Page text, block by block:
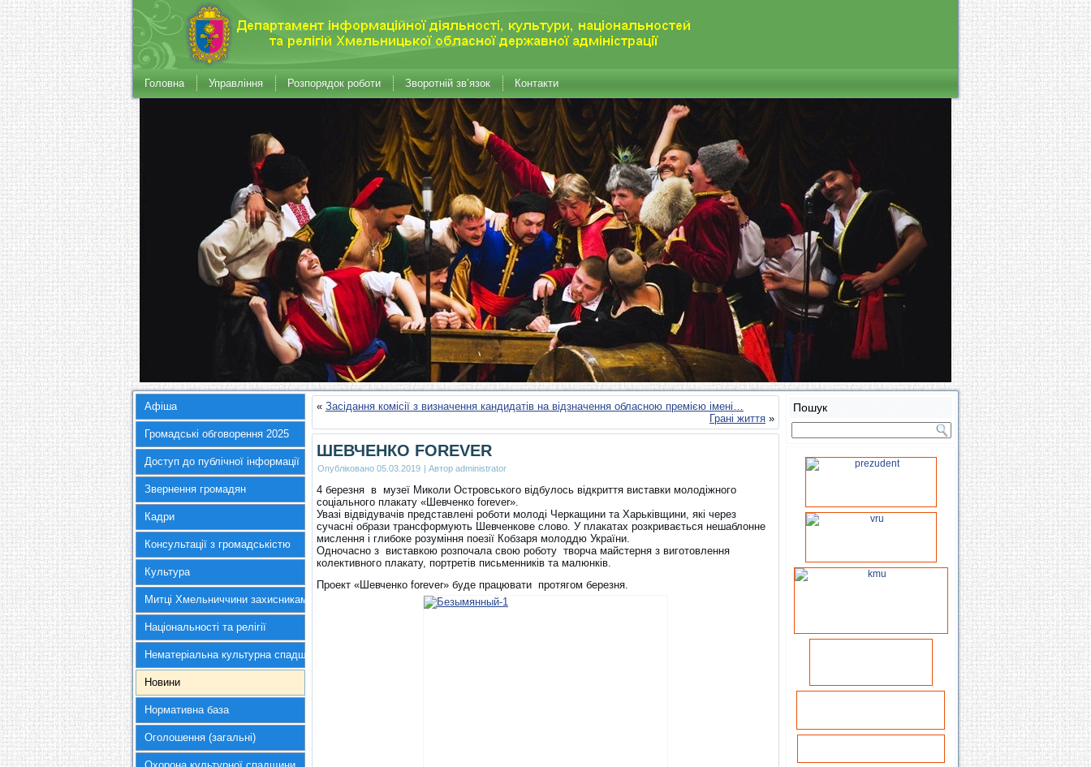
Головна Управління Розпорядок роботи Зворотній зв’язок Контакти
Афіша
Громадські обговорення 2025
Доступ до публічної інформації
Звернення громадян
Кадри
Консультації з громадськістю
Культура
Митці Хмельниччини захисникам України
Національності та релігії
Нематеріальна культурна спадщина
Новини
Нормативна база
Оголошення (загальні)
« Засідання комісії з визначення кандидатів на відзначення обласною премією імені…
Грані життя »
ШЕВЧЕНКО FOREVER
Опубліковано 05.03.2019 | Автор administrator
4 березня в музеї Миколи Островського відбулось відкриття виставки молодіжного
соціального плакату «Шевченко forever».
Увазі відвідувачів представлені роботи молоді Черкащини та Харьківщини, які через
сучасні образи трансформують Шевченкове слово. У плакатах розкривається нешаблонне
мислення і глибоке розуміння поезії Кобзаря молоддю України.
Одночасно з виставкою розпочала свою роботу творча майстерня з виготовлення
колективного плакату, портретів письменників та малюнків.
Проект «Шевченко forever» буде працювати протягом березня.
Пошук